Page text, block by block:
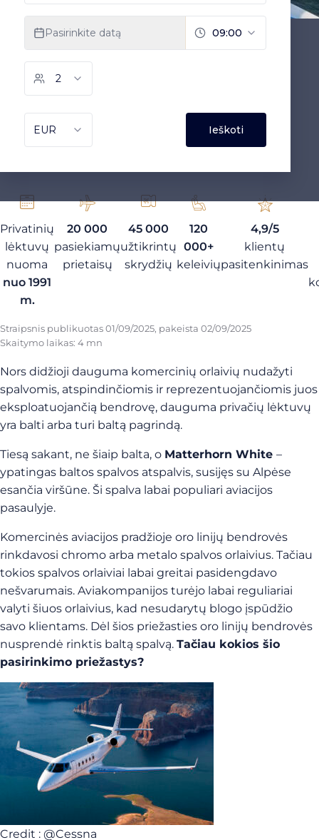
Privatinių
lėktuvų
nuoma
nuo 1991
m.
20 000
pasiekiamų
prietaisų
45 000
užtikrintų
skrydžių
120
000+
keleivių
4,9/5
klientų
pasitenkinimas
Straipsnis publikuotas01/09/2025, pakeista 02/09/2025
Skaitymo laikas: 4 mn
Nors didžioji dauguma komercinių orlaivių nudažyti
spalvomis, atspindinčiomis ir reprezentuojančiomis juos
eksploatuojančią bendrovę, dauguma privačių lėktuvų
yra balti arba turi baltą pagrindą.
Tiesą sakant, ne šiaip balta, o Matterhorn White –
ypatingas baltos spalvos atspalvis, susijęs su Alpėse
esančia viršūne. Ši spalva labai populiari aviacijos
pasaulyje.
Komercinės aviacijos pradžioje oro linijų bendrovės
rinkdavosi chromo arba metalo spalvos orlaivius. Tačiau
tokios spalvos orlaiviai labai greitai pasidengdavo
nešvarumais. Aviakompanijos turėjo labai reguliariai
valyti šiuos orlaivius, kad nesudarytų blogo įspūdžio
savo klientams. Dėl šios priežasties oro linijų bendrovės
nusprendė rinktis baltą spalvą. Tačiau kokios šio
pasirinkimo priežastys?
Credit : @Cessna